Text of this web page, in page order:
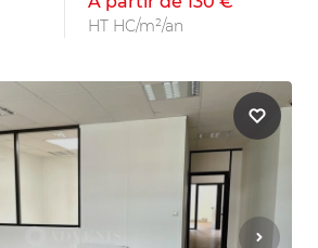
HT HC/m²/an